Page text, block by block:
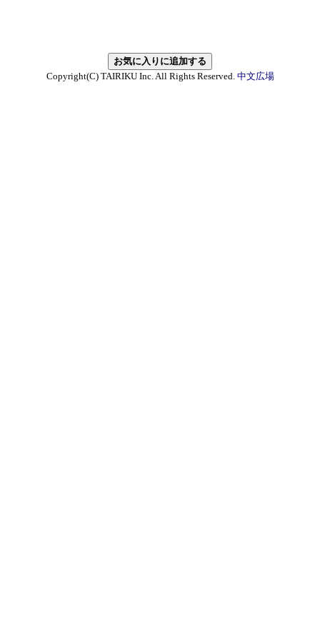
Copyright(C) TAIRIKU Inc. All Rights Reserved. 中文広場